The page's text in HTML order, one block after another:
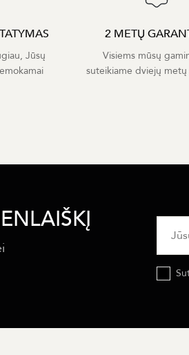
Jūsų
2 METŲ
Visiems mūsų
suteikiame dviejų